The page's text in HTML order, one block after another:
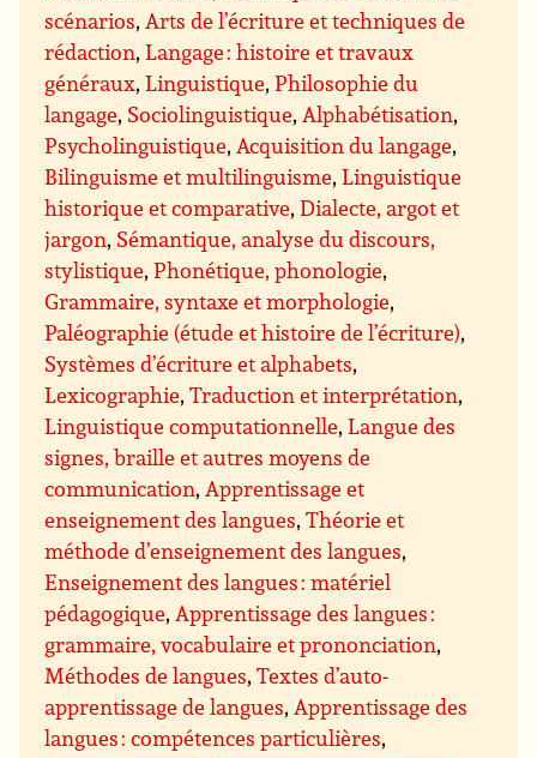
scénarios,Arts de l’écriture et techniques de
rédaction,Langage : histoire et travaux
généraux,Linguistique,Philosophie du
langage, Sociolinguistique,Alphabétisation,
Psycholinguistique,Acquisition du langage,
Bilinguisme et multilinguisme,Linguistique
historique et comparative,Dialecte, argot et
jargon, Sémantique, analyse du discours,
stylistique,Phonétique, phonologie,
Grammaire, syntaxe et morphologie,
Paléographie (étude et histoire de l’écriture),
Systèmes d’écriture et alphabets,
Lexicographie,Traduction et interprétation,
Linguistique computationnelle,Langue des
signes, braille et autres moyens de
communication,Apprentissage et
enseignement des langues,Théorie et
méthode d’enseignement des langues,
Enseignement des langues : matériel
pédagogique,Apprentissage des langues :
grammaire, vocabulaire et prononciation,
Méthodes de langues,Textes d’auto-
apprentissage de langues,Apprentissage des
langues : compétences particulières,